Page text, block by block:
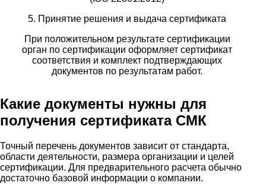
5. Принятие решения и выдача сертификата
При положительном результате сертификации
орган по сертификации оформляет сертификат
соответствия и комплект подтверждающих
документов по результатам работ.
Какие документы нужны для
получения сертификата СМК
Точный перечень документов зависит от стандарта,
области деятельности, размера организации и целей
сертификации. Для предварительного расчета обычно
достаточно базовой информации о компании.